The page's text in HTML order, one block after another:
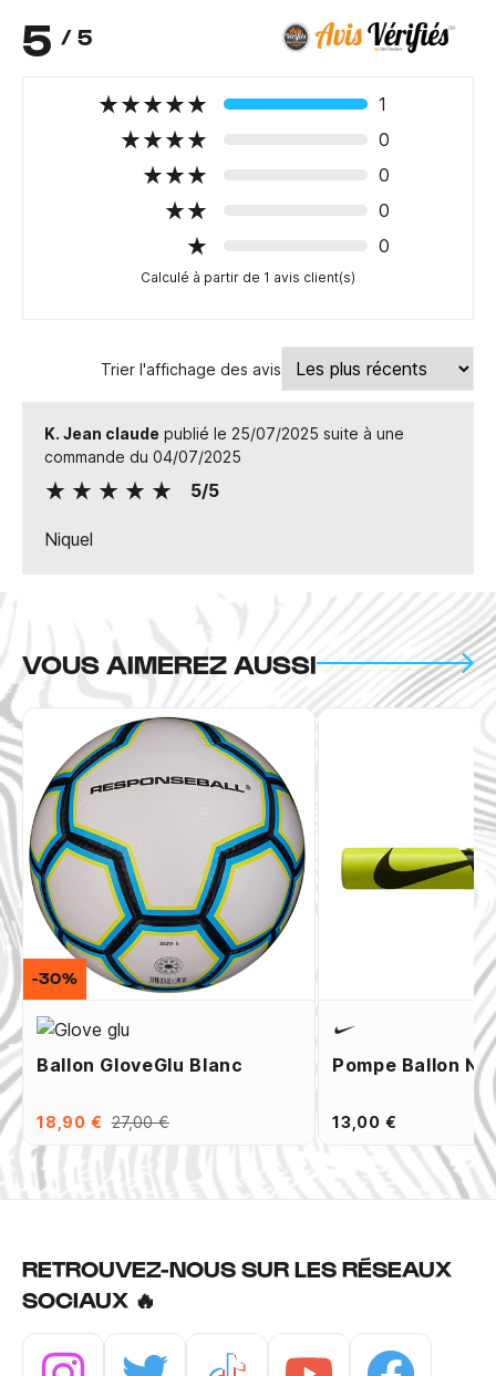
5 / 5
1
0
0
0
0
Calculé à partir de 1 avis client(s)
Trier l'affichage des avis
K. Jean claude publié le 25/07/2025 suite à une
commande du 04/07/2025
5/5
Niquel
VOUS AIMEREZ AUSSI
Ballon GloveGlu Blanc
18,90 € 27,00 €
-30%
Pompe Ballon
13,00 €
RETROUVEZ-NOUS SUR LES RÉSEAUX
SOCIAUX 🔥